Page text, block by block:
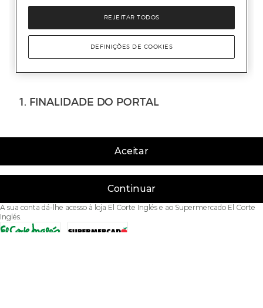
Aceitar
Continuar
A sua conta dá-lhe acesso à loja El Corte Inglés e ao Supermercado El Corte
Inglés.